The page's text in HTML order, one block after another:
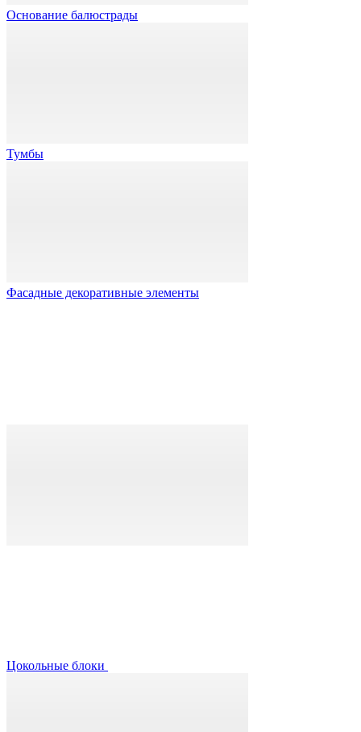
Основание балюстрады
Тумбы
Фасадные декоративные элементы
Цокольные блоки